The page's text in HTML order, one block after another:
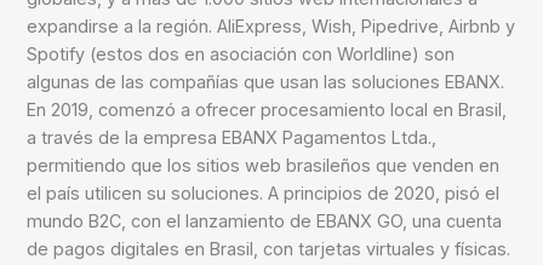
expandirse a la región. AliExpress, Wish, Pipedrive, Airbnb y
Spotify (estos dos en asociación con Worldline) son
algunas de las compañías que usan las soluciones EBANX.
En 2019, comenzó a ofrecer procesamiento local en Brasil,
a través de la empresa EBANX Pagamentos Ltda.,
permitiendo que los sitios web brasileños que venden en
el país utilicen su soluciones. A principios de 2020, pisó el
mundo B2C, con el lanzamiento de EBANX GO, una cuenta
de pagos digitales en Brasil, con tarjetas virtuales y físicas.